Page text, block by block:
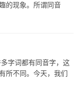
的现象。所谓同音
词都有同音字，这
所不同。今天，我们